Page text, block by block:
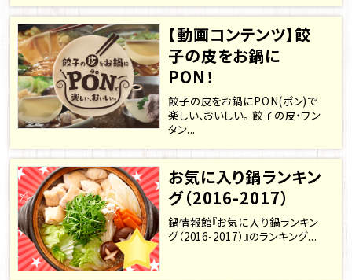
【動画コンテンツ】餃
子の皮をお鍋に
PON！
餃子の皮をお鍋にPON(ポン)で
楽しい、おいしい。 餃子の皮・ワン
タン...
お気に入り鍋ランキン
グ（2016-2017）
鍋情報館『お気に入り鍋ランキン
グ（2016-2017）』のランキング...